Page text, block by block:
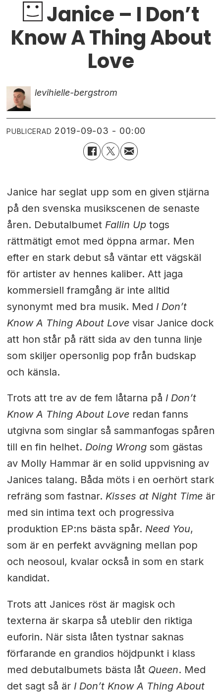
Janice – I Don’t
Know A Thing About
Love
levihielle-bergstrom
PUBLICERAD 2019-09-03 - 00:00
Janice har seglat upp som en given stjärna
på den svenska musikscenen de senaste
åren. Debutalbumet Fallin Uptogs
rättmätigt emot med öppna armar. Men
efter en stark debut så väntar ett vägskäl
för artister av hennes kaliber. Att jaga
kommersiell framgång är inte alltid
synonymt med bra musik. Med I Don’t
Know A Thing About Lovevisar Janice dock
att hon står på rätt sida av den tunna linje
som skiljer opersonlig pop från budskap
och känsla.
Trots att tre av de fem låtarna på I Don’t
Know A Thing About Loveredan fanns
utgivna som singlar så sammanfogas spåren
till en fin helhet. Doing Wrongsom gästas
av Molly Hammar är en solid uppvisning av
Janices talang. Båda möts i en oerhört stark
refräng som fastnar. Kisses at Night Timeär
med sin intima text och progressiva
produktion EP:ns bästa spår. Need You,
som är en perfekt avvägning mellan pop
och neosoul, kvalar också in som en stark
kandidat.
Trots att Janices röst är magisk och
texterna är skarpa så uteblir den riktiga
euforin. När sista låten tystnar saknas
förfarande en grandios höjdpunkt i klass
med debutalbumets bästa låt Queen. Med
det sagt så ärI Don’t Know A Thing About